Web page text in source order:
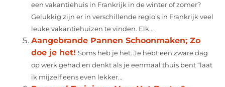
een vakantiehuis in Frankrijk in de winter of zomer?
Gelukkig zijn er in verschillende regio’s in Frankrijk veel
leuke vakantiehuizen te vinden. Elk...
Aangebrande Pannen Schoonmaken; Zo
doe je het! Soms heb je het. Je hebt een zware dag
op werk gehad en denkt als je eenmaal thuis bent “laat
ik mijzelf eens even lekker...